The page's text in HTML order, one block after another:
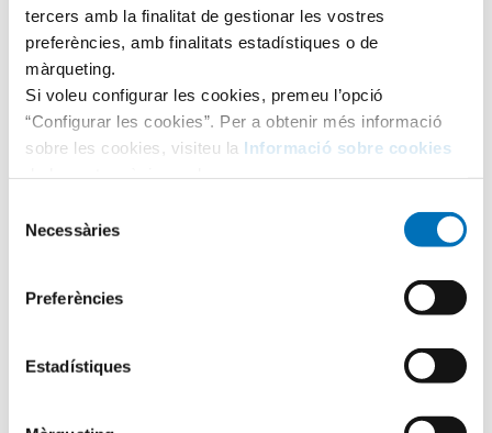
tercers amb la finalitat de gestionar les vostres
preferències, amb finalitats estadístiques o de
màrqueting.
Si voleu configurar les cookies, premeu l’opció
“Configurar les cookies”. Per a obtenir més informació
sobre les cookies, visiteu la Informació sobre cookies
Necessàries
Preferències
Estadístiques
Ens trobem a la meitat del curs escolar i t’has adonat que
algun company de l’escola ha començat a...
LLEGIR ARTICLE
Search